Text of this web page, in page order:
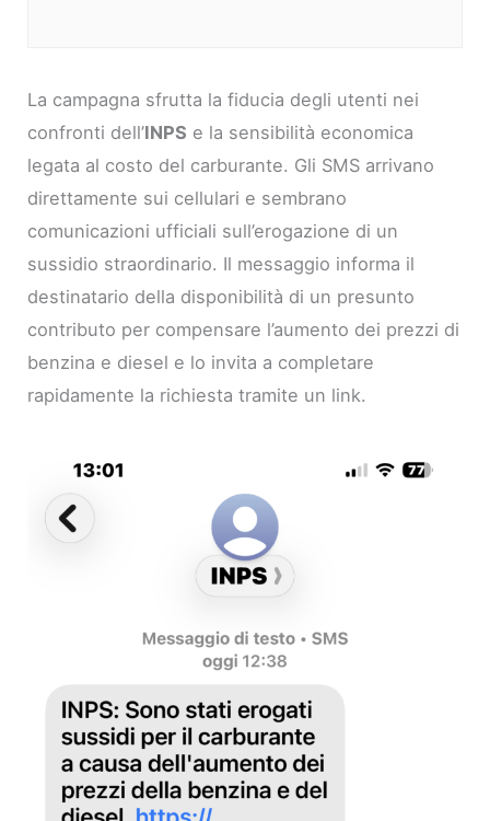
La campagna sfrutta la fiducia degli utenti nei
confronti dell’INPS e la sensibilità economica
legata al costo del carburante. Gli SMS arrivano
direttamente sui cellulari e sembrano
comunicazioni ufficiali sull’erogazione di un
sussidio straordinario. Il messaggio informa il
destinatario della disponibilità di un presunto
contributo per compensare l’aumento dei prezzi di
benzina e diesel e lo invita a completare
rapidamente la richiesta tramite un link.